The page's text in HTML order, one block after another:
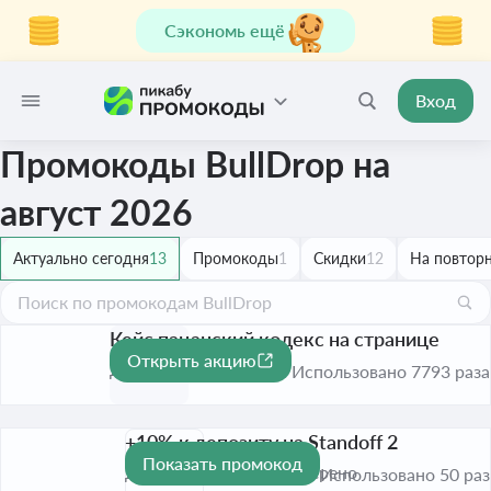
Сэкономь ещё
Вход
Промокоды BullDrop на
август 2026
Актуально сегодня13 Промокоды1 Скидки12 На
Кейс пацанский кодекс на странице
До 31 дек. 2026
Открыть акцию
Использовано 7793 раза
+10% к депозиту на Standoff 2
До 6 сент. 2026 Проверено
Показать промокод
Использовано 50 раз